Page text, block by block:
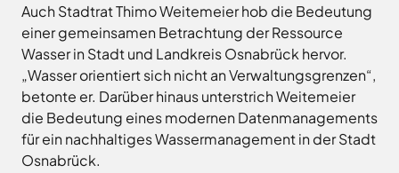
Auch Stadtrat Thimo Weitemeier hob die Bedeutung
einer gemeinsamen Betrachtung der Ressource
Wasser in Stadt und Landkreis Osnabrück hervor.
„Wasser orientiert sich nicht an Verwaltungsgrenzen“,
betonte er. Darüber hinaus unterstrich Weitemeier
die Bedeutung eines modernen Datenmanagements
für ein nachhaltiges Wassermanagement in der Stadt
Osnabrück.
Landkreis
Osnabrück
Volkshochschule
Osnabrücker
Land
Wirtschaftsförderungsgesellschaft
Osnabrücker
Land
Fürstenau
Georgsmarienhütte
Glandorf
Hagen
Hasbergen
Hilter
Melle